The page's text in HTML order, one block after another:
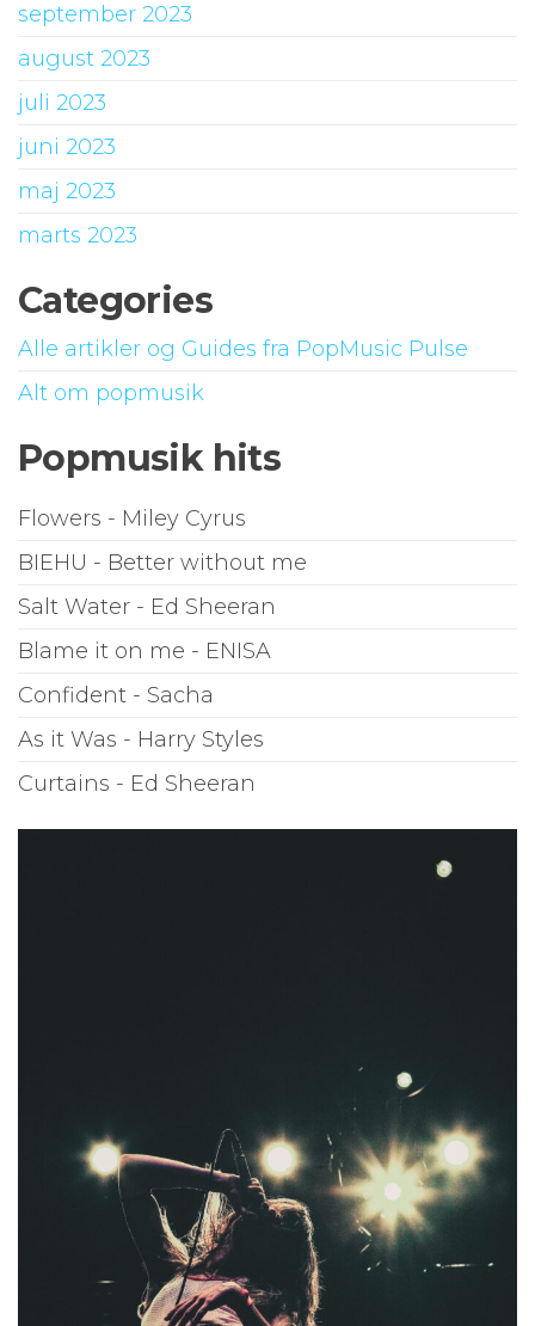
september 2023
august 2023
juli 2023
juni 2023
maj 2023
marts 2023
Categories
Alle artikler og Guides fra PopMusic Pulse
Alt om popmusik
Popmusik hits
Flowers - Miley Cyrus
BIEHU - Better without me
Salt Water - Ed Sheeran
Blame it on me - ENISA
Confident - Sacha
As it Was - Harry Styles
Curtains - Ed Sheeran